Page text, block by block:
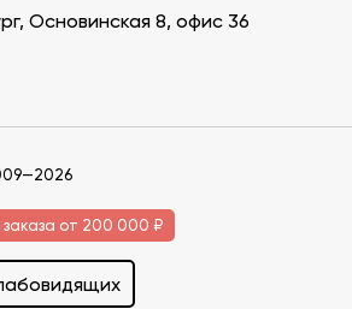
Основинская 8, офис 36
от 200 000 ₽